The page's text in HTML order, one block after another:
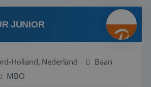
gaat om vragen ...
JUNIOR
Holland, Nederland
Baan
MBO